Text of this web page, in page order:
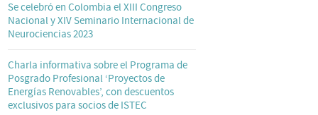
Se celebró en Colombia el XIII Congreso
Nacional y XIV Seminario Internacional de
Neurociencias 2023
Charla informativa sobre el Programa de
Posgrado Profesional ‘Proyectos de
Energías Renovables’, con descuentos
exclusivos para socios de ISTEC